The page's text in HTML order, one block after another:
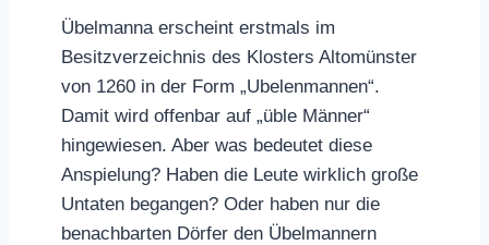
Übelmanna erscheint erstmals im
Besitzverzeichnis des Klosters Altomünster
von 1260 in der Form „Ubelenmannen“.
Damit wird offenbar auf „üble Männer“
hingewiesen. Aber was bedeutet diese
Anspielung? Haben die Leute wirklich große
Untaten begangen? Oder haben nur die
benachbarten Dörfer den Übelmannern